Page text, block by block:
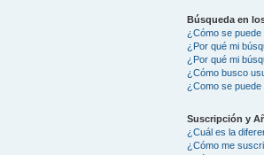
Búsqueda en
¿Cómo se
¿Por qué mi
¿Por qué mi
¿Cómo busco
¿Como se
Suscripción y
¿Cuál es la
¿Cómo me